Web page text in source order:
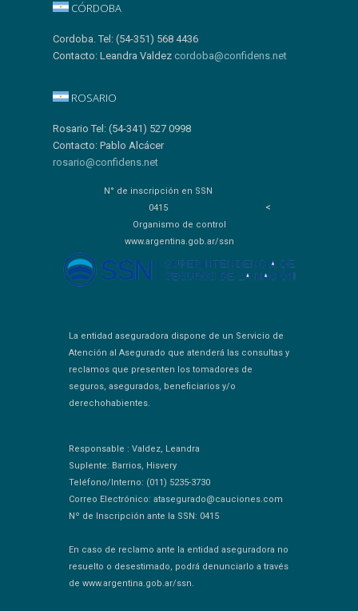
CÓRDOBA
Cordoba. Tel: (54-351) 568 4436
Contacto: Leandra Valdez cordoba@confidens.net
ROSARIO
Rosario Tel: (54-341) 527 0998
Contacto: Pablo Alcácer
rosario@confidens.net
N° de inscripción en SSN
0415
<
Organismo de control
www.argentina.gob.ar/ssn
La entidad aseguradora dispone de un Servicio de
Atención al Asegurado que atenderá las consultas y
reclamos que presenten los tomadores de
seguros, asegurados, beneficiarios y/o
derechohabientes.
Responsable : Valdez, Leandra
Suplente: Barrios, Hisvery
Teléfono/Interno: (011) 5235-3730
Correo Electrónico: atasegurado@cauciones.com
Nº de Inscripción ante la SSN: 0415
En caso de reclamo ante la entidad aseguradora no
resuelto o desestimado, podrá denunciarlo a través
de www.argentina.gob.ar/ssn.